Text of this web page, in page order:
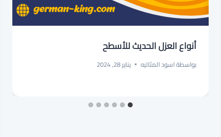
أنواع العزل الحديث للأسطح
بواسطةاسود المثاليه يناير 28, 2024